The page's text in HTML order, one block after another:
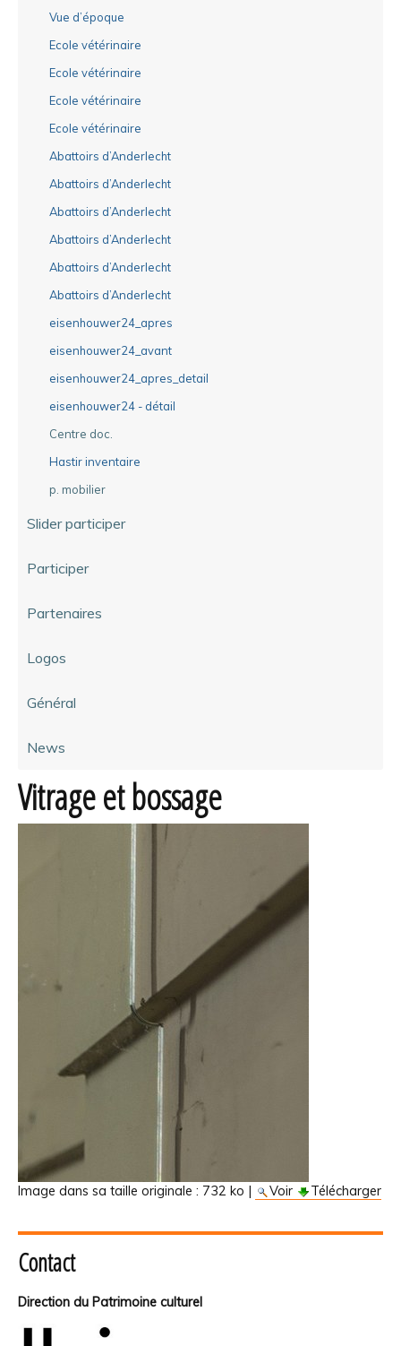
Vue d’époque
Ecole vétérinaire
Ecole vétérinaire
Ecole vétérinaire
Ecole vétérinaire
Abattoirs d’Anderlecht
Abattoirs d’Anderlecht
Abattoirs d’Anderlecht
Abattoirs d’Anderlecht
Abattoirs d’Anderlecht
Abattoirs d’Anderlecht
eisenhouwer24_apres
eisenhouwer24_avant
eisenhouwer24_apres_detail
eisenhouwer24 - détail
Centre doc.
Hastir inventaire
p. mobilier
Slider participer
Participer
Partenaires
Logos
Général
News
Vitrage et bossage
Image dans sa taille originale : 732 ko | Voir Télécharger
Contact
Direction du Patrimoine culturel